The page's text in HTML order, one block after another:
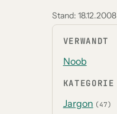
Stand: 18.12.2008
VERWANDT
Noob
KATEGORIE
Jargon (47)